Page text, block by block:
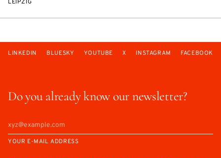
LEIPZIG
Do you already know our newsletter?
YOUR E-MAIL ADDRESS
LINKEDIN BLUESKY YOUTUBE X INSTAGRAM FACEBOOK